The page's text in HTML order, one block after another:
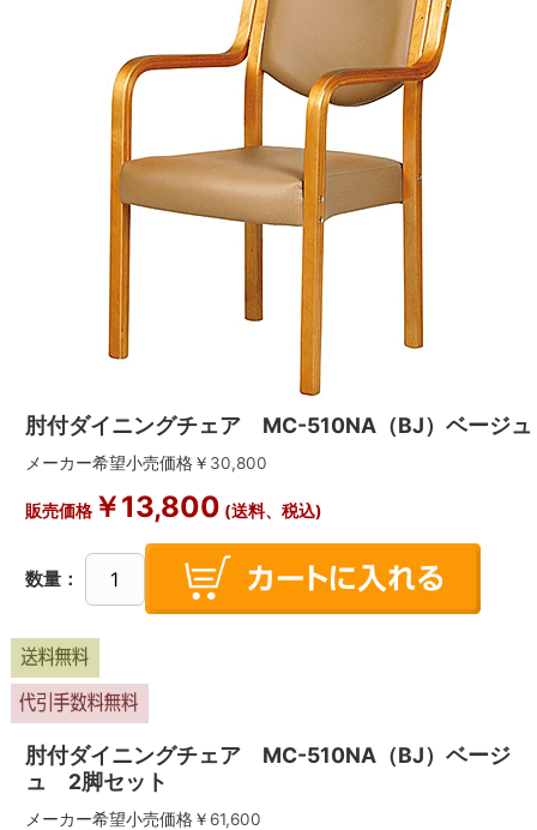
肘付ダイニングチェア MC-510NA（BJ）ベージュ
メーカー希望小売価格￥ 30,800
販売価格￥13,800 (送料、税込)
数量：
肘付ダイニングチェア MC-510NA（BJ）ベージ
ュ 2脚セット
メーカー希望小売価格￥ 61,600